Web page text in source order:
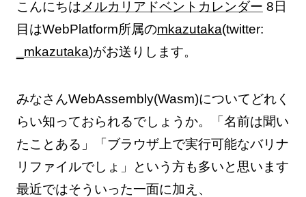
こんにちは メルカリアドベントカレンダー 8日
目はWebPlatform所属のmkazutaka(twitter:
_mkazutaka)がお送りします。
みなさんWebAssembly(Wasm)についてどれく
らい知っておられるでしょうか。「名前は聞い
たことある」「ブラウザ上で実行可能なバリナ
リファイルでしょ」という方も多いと思います
最近ではそういった一面に加え、